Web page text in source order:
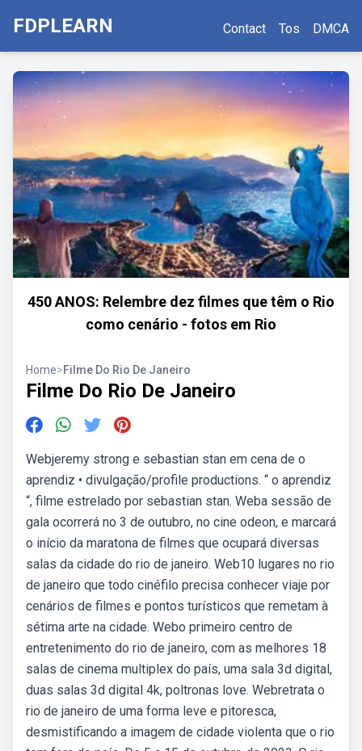
FDPLEARN Contact Tos DMCA
450 ANOS: Relembre dez filmes que têm o Rio
como cenário - fotos em Rio
Home>Filme Do Rio De Janeiro
Filme Do Rio De Janeiro
Webjeremy strong e sebastian stan em cena de o
aprendiz • divulgação/profile productions. “ o aprendiz
“, filme estrelado por sebastian stan. Weba sessão de
gala ocorrerá no 3 de outubro, no cine odeon, e marcará
o início da maratona de filmes que ocupará diversas
salas da cidade do rio de janeiro. Web10 lugares no rio
de janeiro que todo cinéfilo precisa conhecer viaje por
cenários de filmes e pontos turísticos que remetam à
sétima arte na cidade. Webo primeiro centro de
entretenimento do rio de janeiro, com as melhores 18
salas de cinema multiplex do país, uma sala 3d digital,
duas salas 3d digital 4k, poltronas love. Webretrata o
rio de janeiro de uma forma leve e pitoresca,
desmistificando a imagem de cidade violenta que o rio